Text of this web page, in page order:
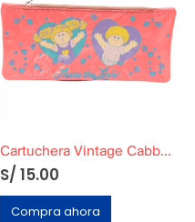
Cartuchera Vintage Cabbage Original
S/ 15.00
Compra ahora